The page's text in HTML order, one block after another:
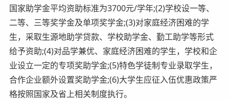
国家助学金平均资助标准为3700元/学年;(2)学校设一等、
二等、三等奖学金及单项奖学金;(3)对家庭经济困难的学
生，采取生源地助学贷款、学校助学金、勤工助学等形式
给予资助;(4)对品学兼优、家庭经济困难的学生，学校和企
业设立一定的专项奖助学金;(5)特色学徒制专业录取学生，
合作企业额外设置奖助学金;(6)大学生应征入伍优惠政策严
格按照国家及省上相关制度执行。